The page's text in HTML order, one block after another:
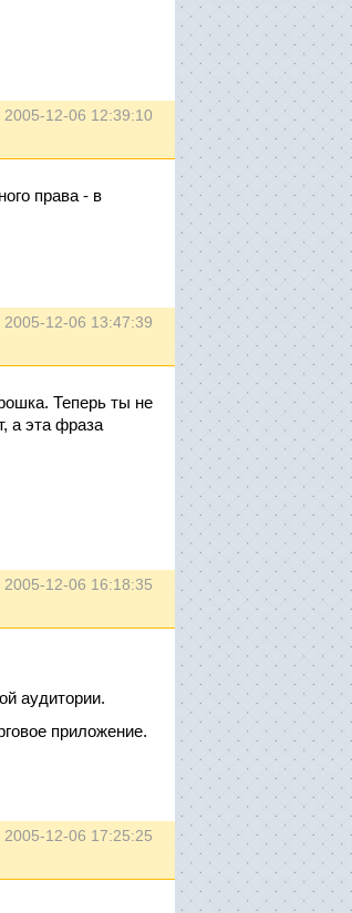
2005-12-06 12:39:10
права - в
2005-12-06 13:47:39
Теперь ты не
а эта фраза
2005-12-06 16:18:35
аудитории.
приложение.
2005-12-06 17:25:25